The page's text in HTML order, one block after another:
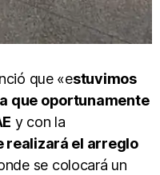
que «estuvimos
que oportunamente
y con la
realizará el arreglo
se colocará un